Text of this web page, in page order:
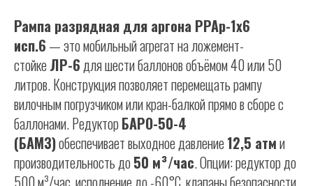
Рампа разрядная для аргона РРАр-1х6
исп.6 — это мобильный агрегат на ложемент-
стойкеЛР-6для шести баллонов объёмом 40 или 50
литров. Конструкция позволяет перемещать рампу
вилочным погрузчиком или кран-балкой прямо в сборе с
баллонами. РедукторБАРО-50-4
(БАМЗ)обеспечивает выходное давление12,5 атми
производительность до50 м³/час. Опции: редуктор до
500 м³/час, исполнение до -60°C, клапаны безопасности,